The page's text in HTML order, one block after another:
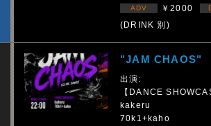
ADV
￥2000
(DRINK 別)
"JAM CHAOS"
出演:
【DANCE
kakeru
70k1+kaho